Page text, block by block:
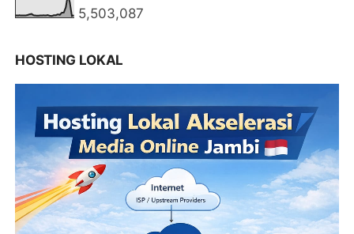
5,503,087
HOSTING LOKAL